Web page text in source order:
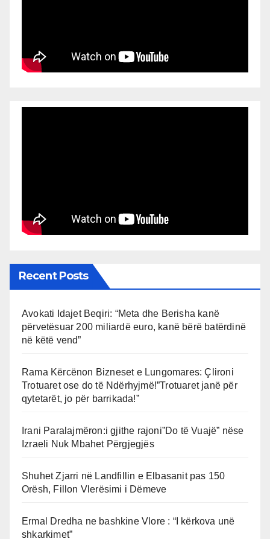
Recent Posts
Avokati Idajet Beqiri: “Meta dhe Berisha kanë
përvetësuar 200 miliardë euro, kanë bërë batërdinë
në këtë vend”
Rama Kërcënon Bizneset e Lungomares: Çlironi
Trotuaret ose do të Ndërhyjmë!”Trotuaret janë për
qytetarët, jo për barrikada!”
Irani Paralajmëron:i gjithe rajoni”Do të Vuajë” nëse
Izraeli Nuk Mbahet Përgjegjës
Shuhet Zjarri në Landfillin e Elbasanit pas 150
Orësh, Fillon Vlerësimi i Dëmeve
Ermal Dredha ne bashkine Vlore : “I kërkova unë
shkarkimet”